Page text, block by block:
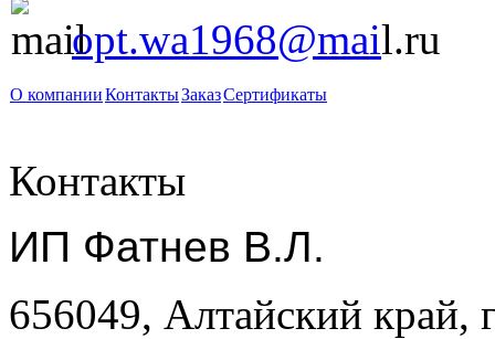
opt.wa1968@mail.ru
О компанииКонтактыЗаказСертификаты
Контакты
ИП Фатнев В.Л.
656049, Алтайский край,